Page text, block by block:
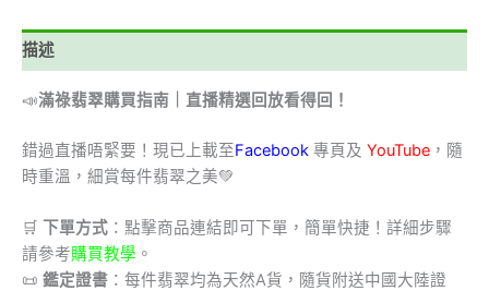
描述
📣滿祿翡翠購買指南｜直播精選回放看得回！
錯過直播唔緊要！現已上載至Facebook 專頁及 YouTube ，隨
時重溫，細賞每件翡翠之美💚
🛒 下單方式 ：點擊商品連結即可下單，簡單快捷！詳細步驟
請參考購買教學 。
📜 鑑定證書 ：每件翡翠均為天然A貨，隨貨附送中國大陸證